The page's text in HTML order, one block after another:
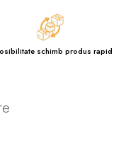
schimb produs rapid